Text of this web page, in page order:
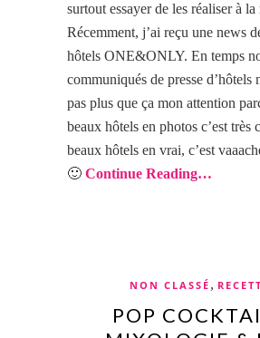
surtout essayer de les réaliser à la
Récemment, j’ai reçu une news
hôtels ONE&ONLY. En temps
communiqués de presse d’hôtels
pas plus que ça mon attention
beaux hôtels en photos c’est très
beaux hôtels en vrai, c’est
🙂 Continue Reading…
NON CLASSÉ ,
POP